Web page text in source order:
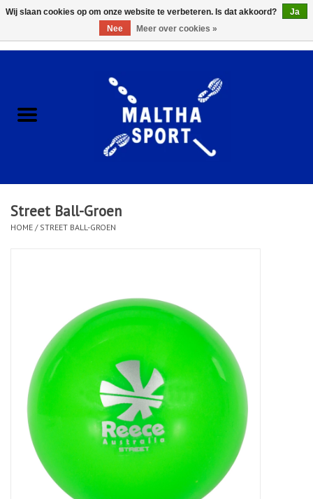
ACCESSOIRES/HARDWARE
KLEDING
CLUBSHOPS
Afspraak Loop Analyse
Merken
Street Ball-Groen
HOME / STREET BALL-GROEN
Wij slaan cookies op om onze website te verbeteren. Is dat akkoord?
Ja
Nee
Meer over cookies »